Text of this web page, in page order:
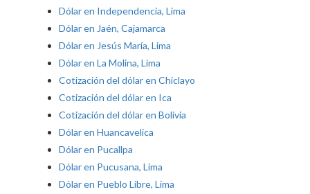
Dólar en Independencia, Lima
Dólar en Jaén, Cajamarca
Dólar en Jesús María, Lima
Dólar en La Molina, Lima
Cotización del dólar en Chiclayo
Cotización del dólar en Ica
Cotización del dólar en Bolivia
Dólar en Huancavelica
Dólar en Pucallpa
Dólar en Pucusana, Lima
Dólar en Pueblo Libre, Lima